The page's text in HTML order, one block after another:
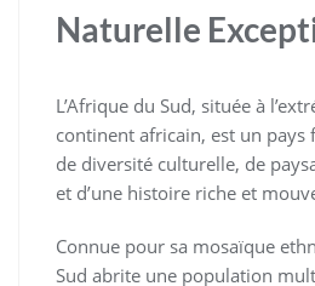
Naturelle
L’Afrique du Sud, située à
continent africain, est un pays
de diversité culturelle, de
et d’une histoire riche et
Connue pour sa mosaïque
Sud abrite une population